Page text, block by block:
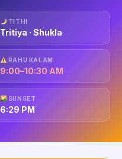
TITHI
Tritiya · Shukla
RAHU KALAM
9:00–10:30 AM
SUNSET
6:29 PM